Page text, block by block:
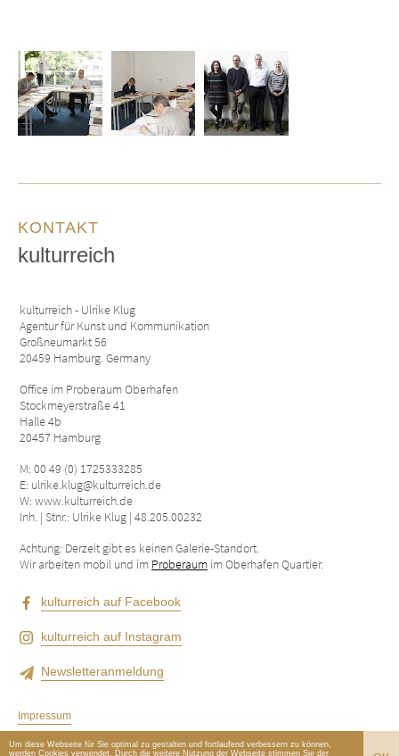
KONTAKT
kulturreich
kulturreich - Ulrike Klug
Agentur für Kunst und Kommunikation
Großneumarkt 56
20459 Hamburg. Germany
Office im Proberaum Oberhafen
Stockmeyerstraße 41
Halle 4b
20457 Hamburg
M: 00 49 (0) 1725333285
E: ulrike.klug@kulturreich.de
W: www.kulturreich.de
Inh. | Stnr.: Ulrike Klug | 48.205.00232
Achtung: Derzeit gibt es keinen Galerie-Standort.
Wir arbeiten mobil und im Proberaum im Oberhafen Quartier.
kulturreich auf Facebook
kulturreich auf Instagram
Newsletteranmeldung
Impressum
Um diese Webseite für Sie optimal zu gestalten und fortlaufend verbessern zu können,
werden Cookies verwendet. Durch die weitere Nutzung der Webseite stimmen Sie der